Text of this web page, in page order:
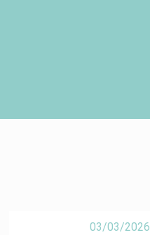
03/03/2026